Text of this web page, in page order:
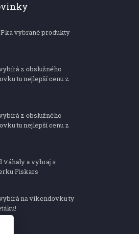
vybrané produkty
z obslužného
tu nejlepší cenu z
z obslužného
tu nejlepší cenu z
Váhaly a vyhraj s
Fiskars
na víkendovku ty